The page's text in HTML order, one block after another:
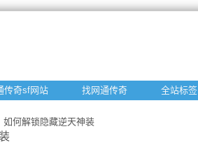
传奇sf网站 找网通传奇 全站标签
何解锁隐藏逆天神装